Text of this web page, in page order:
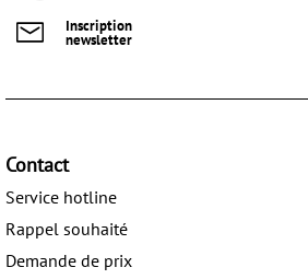
Inscription
newsletter
Contact
Service hotline
Rappel souhaité
Demande de prix